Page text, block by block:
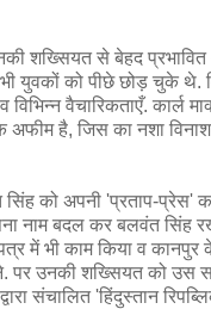
शख्सियत से बेहद प्रभावित
युवकों को पीछे छोड़ चुके थे.
वैचारिकताएँ. कार्ल
अफीम है, जिस का नशा
सिंह को अपनी 'प्रताप-प्रेस'
नाम बदल कर बलवंत सिंह
पत्र में भी काम किया व
पर उनकी शख्सियत को उस
संचालित 'हिंदुस्तान